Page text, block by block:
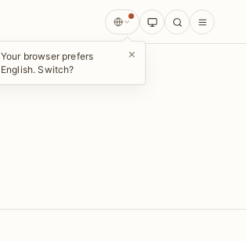
Your browser prefers
English. Switch?
×